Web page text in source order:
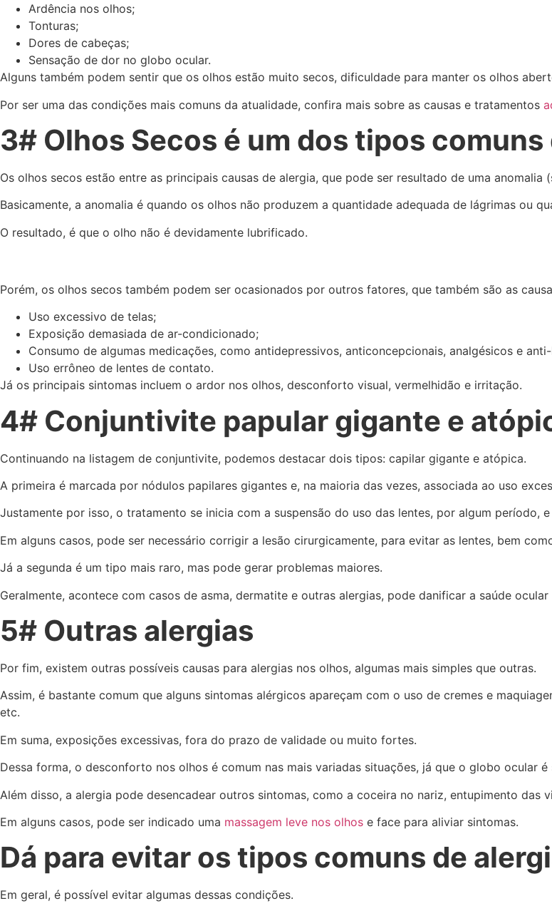
Ardência nos olhos;
Tonturas;
Dores de cabeças;
Sensação de dor no globo ocular.
Alguns também podem sentir que os olhos estão muito secos, dificuldade para manter os olhos
Por ser uma das condições mais comuns da atualidade, confira mais sobre as causas e tratamentos
3# Olhos Secos é um dos tipos comuns
Os olhos secos estão entre as principais causas de alergia, que pode ser resultado de uma anomalia
Basicamente, a anomalia é quando os olhos não produzem a quantidade adequada de lágrimas ou
O resultado, é que o olho não é devidamente lubrificado.
Porém, os olhos secos também podem ser ocasionados por outros fatores, que também são as
Uso excessivo de telas;
Exposição demasiada de ar-condicionado;
Consumo de algumas medicações, como antidepressivos, anticoncepcionais, analgésicos e
Uso errôneo de lentes de contato.
Já os principais sintomas incluem o ardor nos olhos, desconforto visual, vermelhidão e irritação.
4# Conjuntivite papular gigante e
Continuando na listagem de conjuntivite, podemos destacar dois tipos: capilar gigante e atópica.
A primeira é marcada por nódulos papilares gigantes e, na maioria das vezes, associada ao uso
Justamente por isso, o tratamento se inicia com a suspensão do uso das lentes, por algum período,
Em alguns casos, pode ser necessário corrigir a lesão cirurgicamente, para evitar as lentes, bem
Já a segunda é um tipo mais raro, mas pode gerar problemas maiores.
Geralmente, acontece com casos de asma, dermatite e outras alergias, pode danificar a saúde
5# Outras alergias
Por fim, existem outras possíveis causas para alergias nos olhos, algumas mais simples que outras.
Assim, é bastante comum que alguns sintomas alérgicos apareçam com o uso de cremes e
etc.
Em suma, exposições excessivas, fora do prazo de validade ou muito fortes.
Dessa forma, o desconforto nos olhos é comum nas mais variadas situações, já que o globo ocular é
Além disso, a alergia pode desencadear outros sintomas, como a coceira no nariz, entupimento das
Em alguns casos, pode ser indicado uma massagem leve nos olhos e face para aliviar sintomas.
Dá para evitar os tipos comuns de
Em geral, é possível evitar algumas dessas condições.